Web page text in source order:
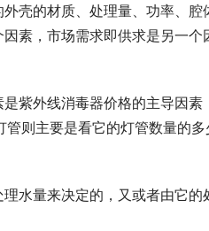
壳的材质、处理量、功率、
素，市场需求即供求是另一
紫外线消毒器价格的主导因
则主要是看它的灯管数量的
水量来决定的，又或者由它的